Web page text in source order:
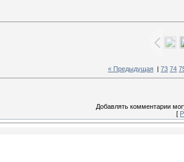
« Предыдущая 73 74
Добавлять комментарии
[